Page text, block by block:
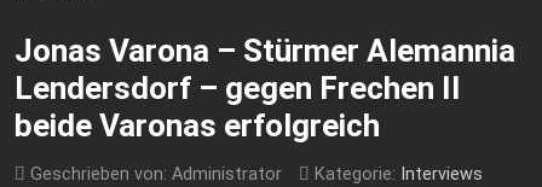
Jonas Varona – Stürmer Alemannia
Lendersdorf – gegen Frechen II
beide Varonas erfolgreich
Geschrieben von: Administrator Kategorie: Interviews